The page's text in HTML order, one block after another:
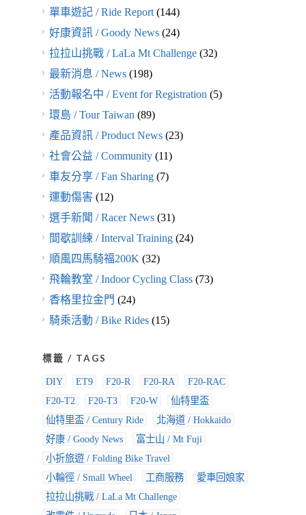
單車遊記 / Ride Report(144)
好康資訊 / Goody News(24)
拉拉山挑戰 / LaLa Mt Challenge(32)
最新消息 / News(198)
活動報名中 / Event for Registration(5)
環島 / Tour Taiwan(89)
產品資訊 / Product News(23)
社會公益 / Community(11)
車友分享 / Fan Sharing(7)
運動傷害(12)
選手新聞 / Racer News(31)
間歇訓練 / Interval Training(24)
順風四馬騎福200K(32)
飛輪教室 / Indoor Cycling Class(73)
香格里拉金門 (24)
騎乘活動 / Bike Rides(15)
標籤 / TAGS
DIY ET9 F20-R F20-RA
F20-RAC
F20-T2
F20-T3 F20-W
仙特里盃
仙特里盃 / Century Ride
北海道 / Hokkaido
好康 / Goody News
富士山 / Mt Fuji
小折旅遊 / Folding Bike Travel
小輪徑 / Small Wheel
工商服務
愛車回娘家
拉拉山挑戰 / LaLa Mt Challenge